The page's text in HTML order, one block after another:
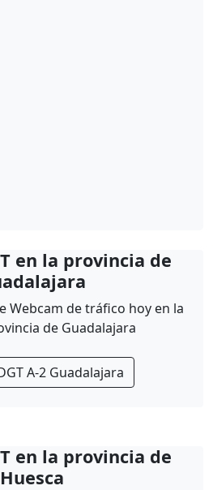
en la provincia de
Webcam de tráfico hoy en la
de Guadalajara
A-2 Guadalajara
en la provincia de
Huesca